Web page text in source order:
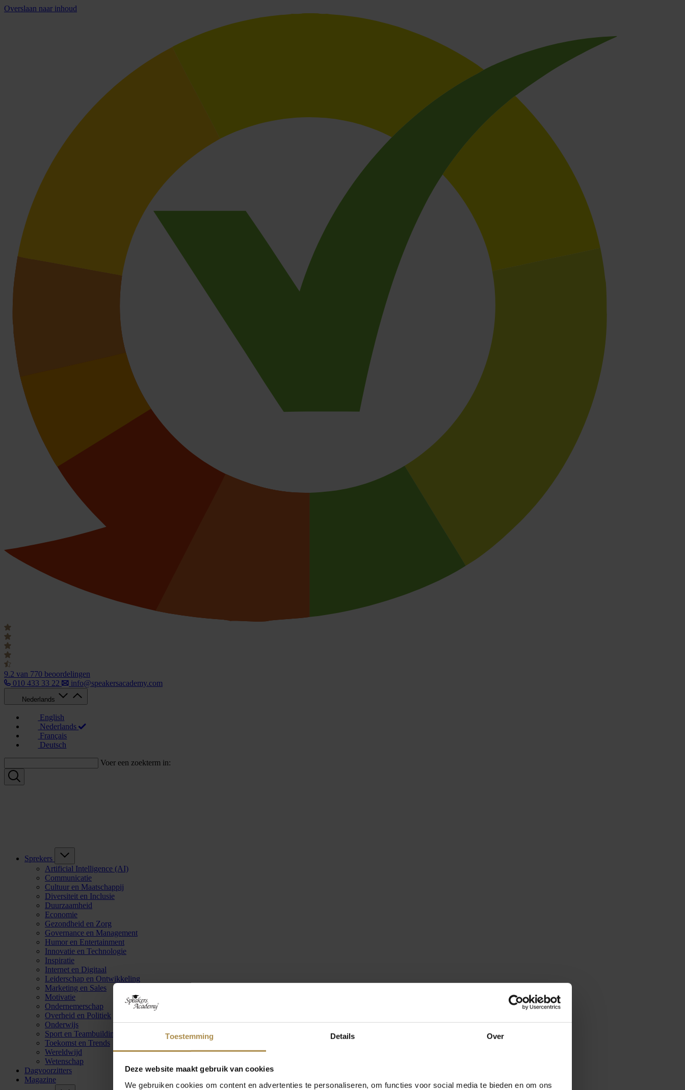
Toestemming Details Over
Deze website maakt gebruik van cookies
We gebruiken cookies om content en advertenties te personaliseren, om functies voor social media te bieden en om ons
Overslaan naar inhoud
9.2 van 770 beoordelingen
010 433 33 22
info@speakersacademy.com
Nederlands
English
Nederlands
Français
Deutsch
Voer een zoekterm in:
Sprekers
Artificial Intelligence (AI)
Communicatie
Cultuur en Maatschappij
Diversiteit en Inclusie
Duurzaamheid
Economie
Gezondheid en Zorg
Governance en Management
Humor en Entertainment
Innovatie en Technologie
Inspiratie
Internet en Digitaal
Leiderschap en Ontwikkeling
Marketing en Sales
Motivatie
Ondernemerschap
Overheid en Politiek
Onderwijs
Sport en Teambuilding
Toekomst en Trends
Wereldwijd
Wetenschap
Dagvoorzitters
Magazine